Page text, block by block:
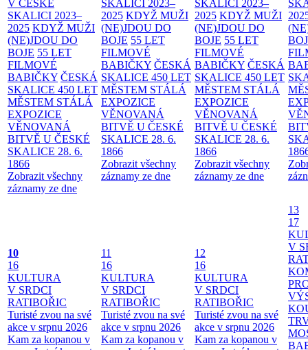
V ČESKÉ
SKALICI 2023–
2025 KDYŽ MUŽI
(NE)JDOU DO
BOJE 55 LET
FILMOVÉ
BABIČKY ČESKÁ
SKALICE 450 LET
MĚSTEM STÁLÁ
EXPOZICE
VĚNOVANÁ
BITVĚ U ČESKÉ
SKALICE 28. 6.
1866
Zobrazit všechny
záznamy ze dne
SKALICI 2023–
2025 KDYŽ MUŽI
(NE)JDOU DO
BOJE 55 LET
FILMOVÉ
BABIČKY ČESKÁ
SKALICE 450 LET
MĚSTEM STÁLÁ
EXPOZICE
VĚNOVANÁ
BITVĚ U ČESKÉ
SKALICE 28. 6.
1866
Zobrazit všechny
záznamy ze dne
SKALICI 2023–
2025 KDYŽ MUŽI
(NE)JDOU DO
BOJE 55 LET
FILMOVÉ
BABIČKY ČESKÁ
SKALICE 450 LET
MĚSTEM STÁLÁ
EXPOZICE
VĚNOVANÁ
BITVĚ U ČESKÉ
SKALICE 28. 6.
1866
Zobrazit všechny
záznamy ze dne
10
16
KULTURA
V SRDCI
RATIBOŘIC
Turisté zvou na své
akce v srpnu 2026
Kam za kopanou v
11
16
KULTURA
V SRDCI
RATIBOŘIC
Turisté zvou na své
akce v srpnu 2026
Kam za kopanou v
12
16
KULTURA
V SRDCI
RATIBOŘIC
Turisté zvou na své
akce v srpnu 2026
Kam za kopanou v
13
17
V